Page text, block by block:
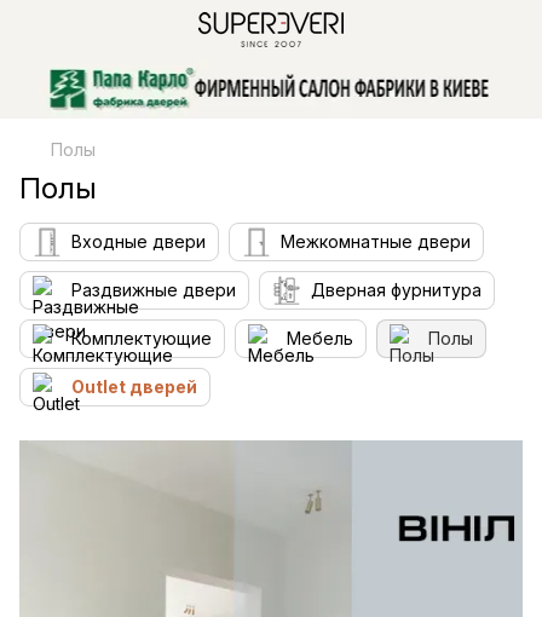
Полы
Полы
Входные двери Межкомнатные двери
Раздвижные двери Дверная фурнитура
Комплектующие Мебель Полы
Outlet дверей